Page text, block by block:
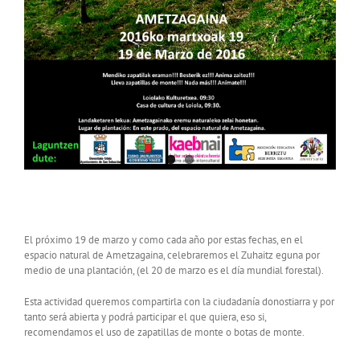
El próximo 19 de marzo y como cada año por estas fechas, en el
espacio natural de Ametzagaina, celebraremos el Zuhaitz eguna por
medio de una plantación, (el 20 de marzo es el día mundial forestal).
Esta actividad queremos compartirla con la ciudadanía donostiarra y por
tanto será abierta y podrá participar el que quiera, eso si,
recomendamos el uso de zapatillas de monte o botas de monte.